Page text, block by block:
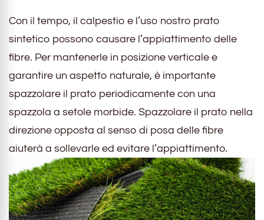
Con il tempo, il calpestio e l’uso nostro prato
sintetico possono causare l’appiattimento delle
fibre. Per mantenerle in posizione verticale e
garantire un aspetto naturale, è importante
spazzolare il prato periodicamente con una
spazzola a setole morbide. Spazzolare il prato nella
direzione opposta al senso di posa delle fibre
aiuterà a sollevarle ed evitare l’appiattimento.